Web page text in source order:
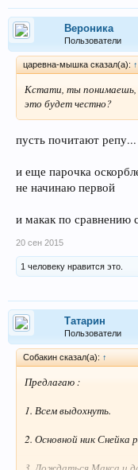
Веpоника
Пользователи
царевна-мышка сказал(а): ↑
Кстати, ты
это будет честно?
пусть почитают репу...
и еще парочка
не начинаю первой
и макак по сравнению
20 сен 2015
1 человеку нравится это.
Татарин
Пользователи
Собакин сказал(а): ↑
Предлагаю :
1. Всем выдохнуть.
2. Основной ник Снейка